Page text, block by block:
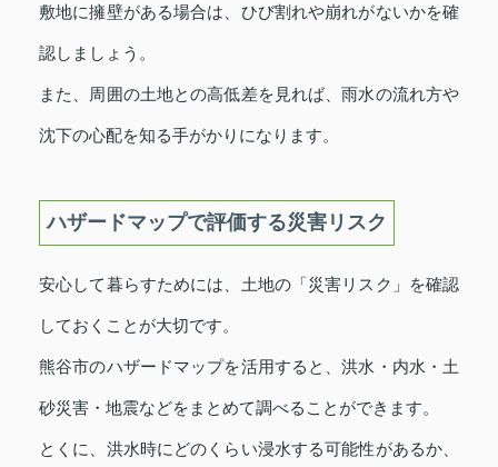
敷地に擁壁がある場合は、ひび割れや崩れがないかを確
認しましょう。
また、周囲の土地との高低差を見れば、雨水の流れ方や
沈下の心配を知る手がかりになります。
ハザードマップで評価する災害リスク
安心して暮らすためには、土地の「災害リスク」を確認
しておくことが大切です。
熊谷市のハザードマップを活用すると、洪水・内水・土
砂災害・地震などをまとめて調べることができます。
とくに、洪水時にどのくらい浸水する可能性があるか、